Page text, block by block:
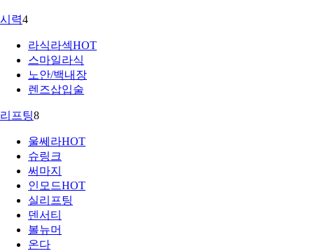
시력4
라식라섹HOT
스마일라식
노안/백내장
렌즈삽입술
리프팅8
울쎄라HOT
슈링크
써마지
인모드HOT
실리프팅
덴서티
볼뉴머
온다